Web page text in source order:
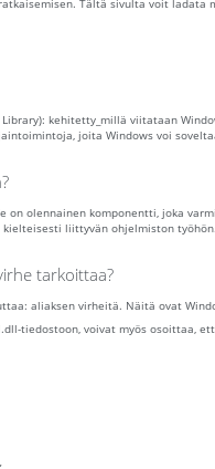
Tältä sivulta voit ladata
Library): kehitetty_millä viitataan
joita Windows voi
on olennainen komponentti, joka
liittyvän ohjelmiston työhön.
tarkoittaa?
aliaksen virheitä. Näitä ovat
tiedostoon, voivat myös osoittaa,